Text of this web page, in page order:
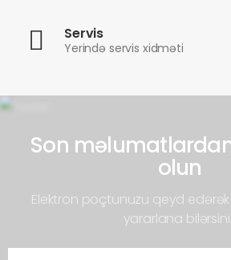
Servis
Yerində servis xidməti
Son
olun
Elektron poçtunuzu qeyd
yararlana